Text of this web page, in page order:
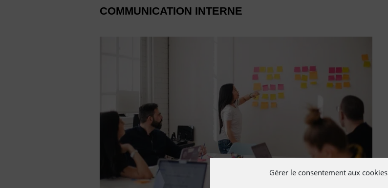
Gérer le consentement aux cookies
COMMUNICATION INTERNE